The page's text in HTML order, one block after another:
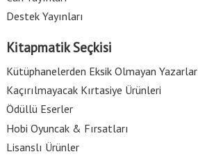
Destek Yayınları
Kitapmatik Seçkisi
Kütüphanelerden Eksik Olmayan Yazarlar
Kaçırılmayacak Kırtasiye Ürünleri
Ödüllü Eserler
Hobi Oyuncak & Fırsatları
Lisanslı Ürünler